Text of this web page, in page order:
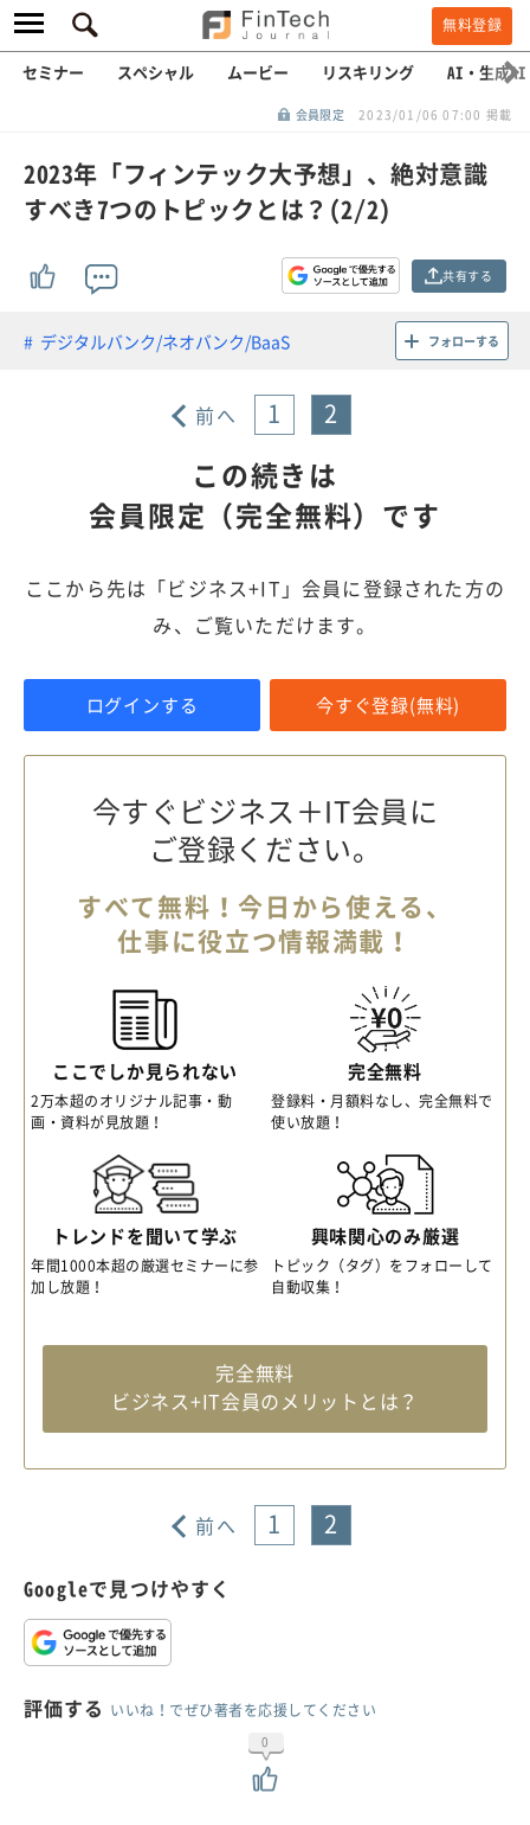
無料登録
セミナー スペシャル ムービー リスキリング AI・生成AI
会員限定 2023/01/06 07:00 掲載
2023年「フィンテック大予想」、絶対意識
すべき7つのトピックとは？(2/2)
共有する
デジタルバンク/ネオバンク/BaaS フォローする
前へ 1 2
この続きは
会員限定（完全無料）です
ここから先は「ビジネス+IT」会員に登録された方の
み、ご覧いただけます。
ログインする 今すぐ登録(無料)
今すぐビジネス＋IT会員に
ご登録ください。
すべて無料！今日から使える、
仕事に役立つ情報満載！
ここでしか見られない
2万本超のオリジナル記事・動
画・資料が見放題！
完全無料
登録料・月額料なし、完全無料で
使い放題！
トレンドを聞いて学ぶ
年間1000本超の厳選セミナーに参
加し放題！
興味関心のみ厳選
トピック（タグ）をフォローして
自動収集！
完全無料
ビジネス+IT会員のメリットとは？
前へ 1 2
Googleで見つけやすく
評価する いいね！でぜひ著者を応援してください
0